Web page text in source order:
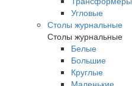
Угловые
Столы журнальные
Столы журнальные
Белые
Большие
Круглые